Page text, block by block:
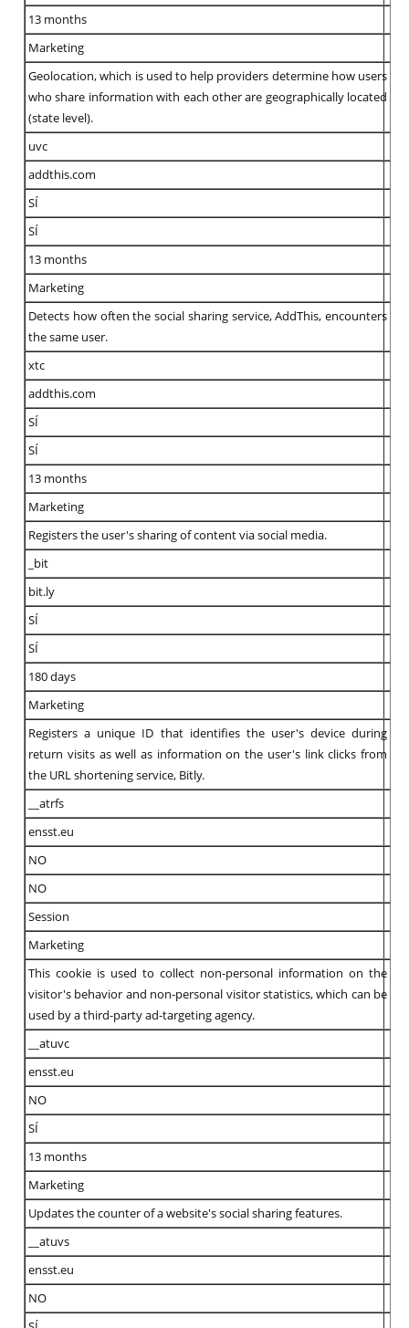
13 months
Marketing
Geolocation, which is used to help providers determine how users
who share information with each other are geographically located
(state level).
uvc
addthis.com
SÍ
SÍ
13 months
Marketing
Detects how often the social sharing service, AddThis, encounters
the same user.
xtc
addthis.com
SÍ
SÍ
13 months
Marketing
Registers the user's sharing of content via social media.
_bit
bit.ly
SÍ
SÍ
180 days
Marketing
Registers a unique ID that identifies the user's device during
return visits as well as information on the user's link clicks from
the URL shortening service, Bitly.
__atrfs
ensst.eu
NO
NO
Session
Marketing
This cookie is used to collect non-personal information on the
visitor's behavior and non-personal visitor statistics, which can be
used by a third-party ad-targeting agency.
__atuvc
ensst.eu
NO
SÍ
13 months
Marketing
Updates the counter of a website's social sharing features.
__atuvs
ensst.eu
NO